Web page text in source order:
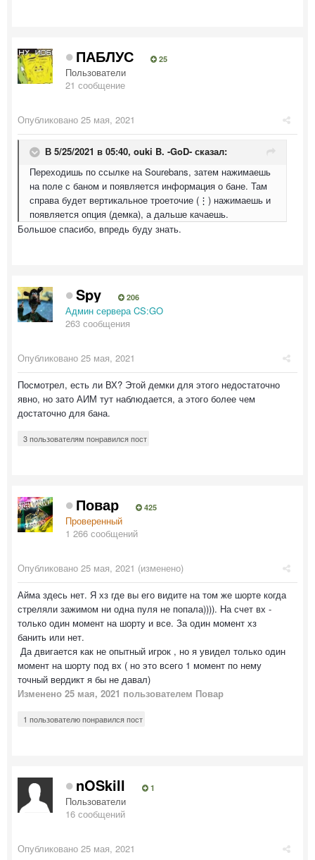
ПАБЛУС 25
Пользователи
21 сообщение
Опубликовано 25 мая, 2021
В 5/25/2021 в 05:40, ouki B. -GoD- сказал:
Переходишь по ссылке на Sourebans, затем нажимаешь
на поле с баном и появляется информация о бане. Там
справа будет вертикальное троеточие (⋮) нажимаешь и
появляется опция (демка), а дальше качаешь.
Большое спасибо, впредь буду знать.
Spy 206
Админ сервера CS:GO
263 сообщения
Опубликовано 25 мая, 2021
Посмотрел, есть ли ВХ? Этой демки для этого недостаточно
явно, но зато АИМ тут наблюдается, а этого более чем
достаточно для бана.
3 пользователям понравился пост
Повар 425
Проверенный
1 266 сообщений
Опубликовано 25 мая, 2021 (изменено)
Айма здесь нет. Я хз где вы его видите на том же шорте когда
стреляли зажимом ни одна пуля не попала)))). На счет вх -
только один момент на шорту и все. За один момент хз
банить или нет.
Да двигается как не опытный игрок , но я увидел только один
момент на шорту под вх ( но это всего 1 момент по нему
точный вердикт я бы не давал)
Изменено 25 мая, 2021 пользователем Повар
1 пользователю понравился пост
nOSkill 1
Пользователи
16 сообщений
Опубликовано 25 мая, 2021